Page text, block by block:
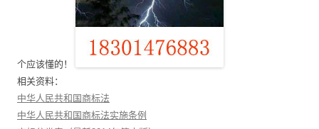
个应该懂的！
相关资料：
中华人民共和国商标法
中华人民共和国商标法实施条例